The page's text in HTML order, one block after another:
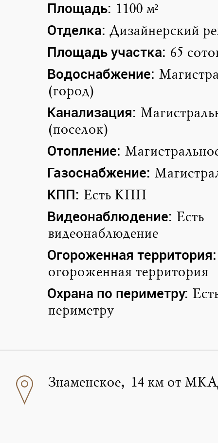
Площадь: 1100 м²
Отделка: Дизайнерский
Площадь участка: 65
Водоснабжение:
(город)
Канализация:
(поселок)
Отопление:
Газоснабжение:
КПП: Есть КПП
Видеонаблюдение: Есть
видеонаблюдение
Огороженная территория:
огороженная территория
Охрана по периметру:
периметру
Знаменское, 14 км от